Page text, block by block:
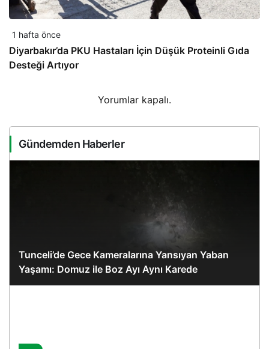
1 hafta önce
Diyarbakır’da PKU Hastaları İçin Düşük Proteinli Gıda
Desteği Artıyor
Yorumlar kapalı.
Gündemden Haberler
Tunceli’de Gece Kameralarına Yansıyan Yaban
Yaşamı: Domuz ile Boz Ayı Aynı Karede